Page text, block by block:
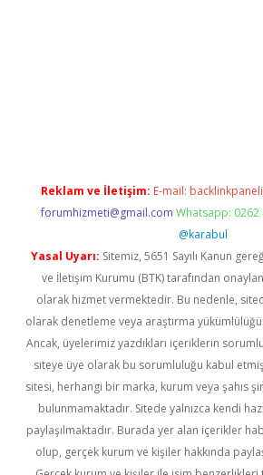
Reklam ve İletişim: E-mail:
forumhizmeti@gmail.com Whatsapp: 0262
@karabul
Yasal Uyarı: Sitemiz, 5651 Sayılı Kanun
ve İletişim Kurumu (BTK) tarafından
olarak hizmet vermektedir. Bu nedenle,
olarak denetleme veya araştırma
Ancak, üyelerimiz yazdıkları içeriklerin
siteye üye olarak bu sorumluluğu kabul
sitesi, herhangi bir marka, kurum veya şahıs
bulunmamaktadır. Sitede yalnızca kendi
paylaşılmaktadır. Burada yer alan içerikler
olup, gerçek kurum ve kişiler hakkında